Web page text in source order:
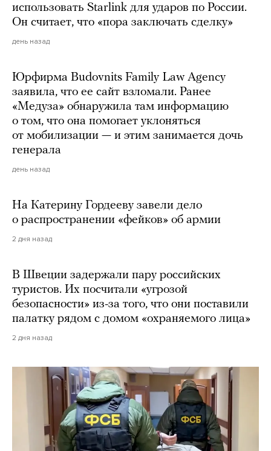
использовать Starlink для ударов по России.
Он считает, что «пора заключать сделку»
день назад
Юрфирма Budovnits Family Law Agency
заявила, что ее сайт взломали. Ранее
«Медуза» обнаружила там информацию
о том, что она помогает уклоняться
от мобилизации — и этим занимается дочь
генерала
день назад
На Катерину Гордееву завели дело
о распространении «фейков» об армии
2 дня назад
В Швеции задержали пару российских
туристов. Их посчитали «угрозой
безопасности» из-за того, что они поставили
палатку рядом с домом «охраняемого лица»
2 дня назад